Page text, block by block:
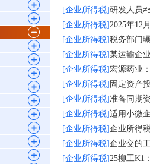
[企业所得税]研发人员≠
[企业所得税]2025年12
[企业所得税]税务部门
[企业所得税]某运输企
[企业所得税]宏源药业
[企业所得税] 固定资产
[企业所得税]准备同期
[企业所得税]适用小微
[企业所得税]企业所得
[企业所得税]企业交的
[企业所得税]25柳工K1